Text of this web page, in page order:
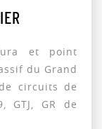
et point
du Grand
circuits de
GTJ, GR de